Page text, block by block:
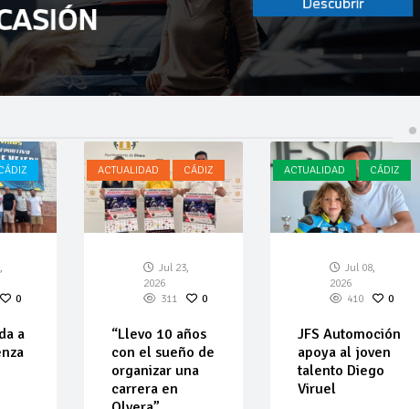
0
a
ACTUALIDAD CÁDIZ
Jul 23,
2026
311
0
“Llevo 10 años
con el sueño de
organizar una
carrera en
ACTUALIDAD CÁDIZ
Jul 08,
2026
410
0
JFS Automoción
apoya al joven
talento Diego
Viruel